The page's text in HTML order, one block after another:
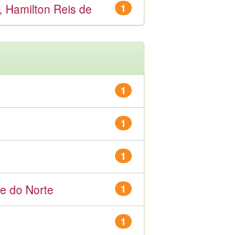
1
Hamilton Reis de
1
1
1
1
do Norte
1